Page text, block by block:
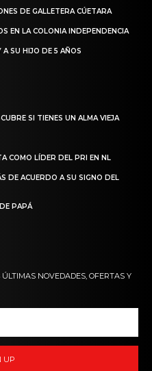
DE GALLETERA CÚETARA
EN LA COLONIA INDEPENDENCIA
SU HIJO DE 5 AÑOS
SI TIENES UN ALMA VIEJA
COMO LÍDER DEL PRI EN NL
DE ACUERDO A SU SIGNO DEL
PAPÁ
NOVEDADES, OFERTAS Y
UP